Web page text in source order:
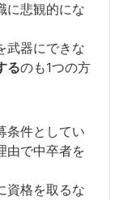
に悲観的にな
武器にできな
るのも1つの方
条件としてい
由で中卒者を
資格を取るな